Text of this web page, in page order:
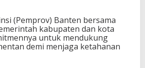
(Pemprov) Banten bersama
kabupaten dan kota
untuk mendukung
demi menjaga ketahanan